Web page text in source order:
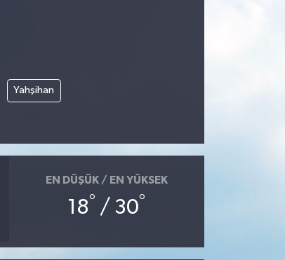
Yahşihan
EN DÜŞÜK / EN YÜKSEK
18° / 30°